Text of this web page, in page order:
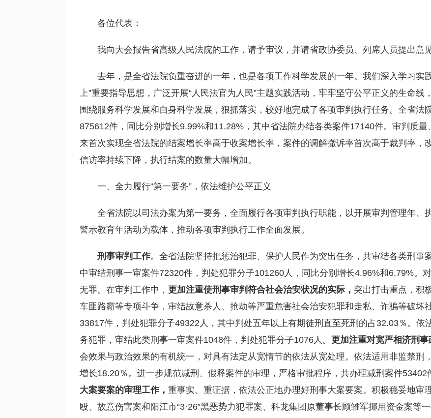
各位代表：
我向大会报告省高级人民法院的工作，请予审议，并请省政协委员、列席人员提出意见
去年，是全省法院负重奋进的一年，也是各项工作科学发展的一年。我们深入学习实
上”重要指导思想，广泛开展“人民法官为人民”主题实践活动，牢牢坚守公平正义的生命线
围绕服务科学发展和自身科学发展，狠抓落实，较好地完成了各项审判执行任务。全省法
875612件，同比分别增长9.99%和11.28%，其中省法院办结各类案件17140件。审判质
来首次实现全省法院的结案增长率高于收案增长率，案件的调解撤诉率首次高于裁判率，
信访率持续下降，执行结案的数量大幅增加。
一、全力履行“第一要务”，依法维护公平正义
全省法院以司法办案为第一要务，全面履行各项审判执行职能，以开展审判管理年、
警示教育年活动为载体，推动各项审判执行工作全面发展。
刑事审判工作。全省法院坚持把惩治犯罪、保护人民作为突出任务，共审结各类刑事
中审结刑事一审案件72320件，判处犯罪分子101260人，同比分别增长4.96%和6.79%。
无罪。在审判工作中， 更加注重使刑事审判符合社会治安状况的实际， 突出打击重点，积
车匪路霸等专项斗争，审结故意杀人、抢劫等严重危害社会治安犯罪和走私、诈骗等破坏
33817件，判处犯罪分子49322人，其中判处五年以上有期徒刑直至死刑的占32.03％。依
务犯罪，审结此类刑事一审案件1048件，判处犯罪分子1076人。 更加注重对宽严相济刑事
会效果与政治效果的有机统一，对具有法定从宽情节的依法从宽处理。依法适用非监禁刑
增长18.20％。进一步规范减刑、假释案件的审理，严格审批程序，共办理减刑案件53402
大案要案的审理工作， 重事实、重证据，依法公正地办理好刑事大案要案。积极稳妥地审
殴、故意伤害案和阳江市“3·26”黑恶势力犯罪案、科龙集团原董事长顾雏军挪用资金案等